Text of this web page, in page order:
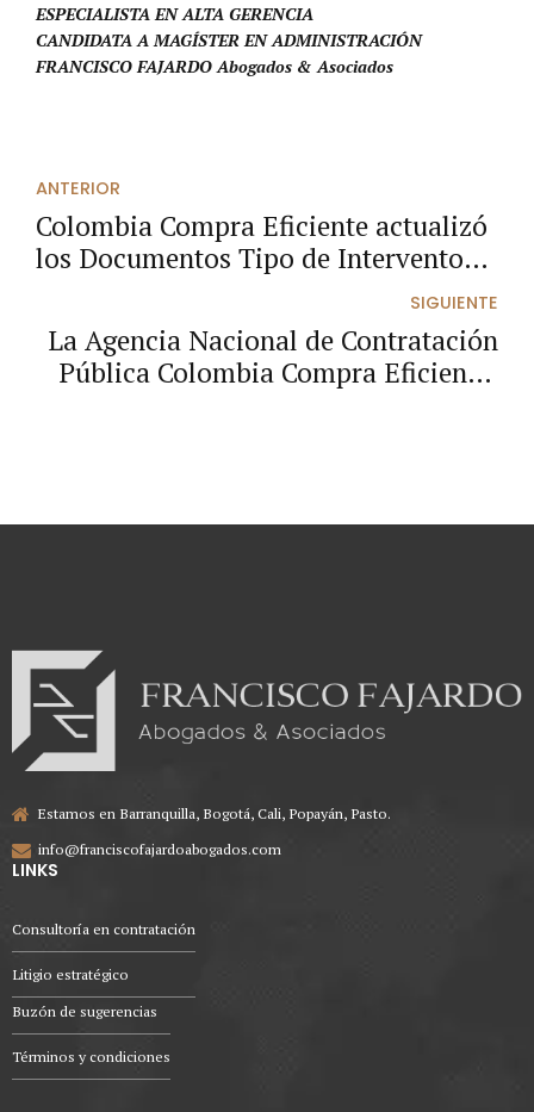
ESPECIALISTA EN ALTA GERENCIA
CANDIDATA A MAGÍSTER EN ADMINISTRACIÓN
FRANCISCO FAJARDO Abogados & Asociados
ANTERIOR
Colombia Compra Eficiente actualizó
los Documentos Tipo de Interventoría
de Obra Pública de Infraestructura de
Transporte
SIGUIENTE
La Agencia Nacional de Contratación
Pública Colombia Compra Eficiente,
Estamos en Barranquilla, Bogotá, Cali, Popayán, Pasto.
info@franciscofajardoabogados.com
LINKS
Consultoría en contratación
Litigio estratégico
Buzón de sugerencias
Términos y condiciones